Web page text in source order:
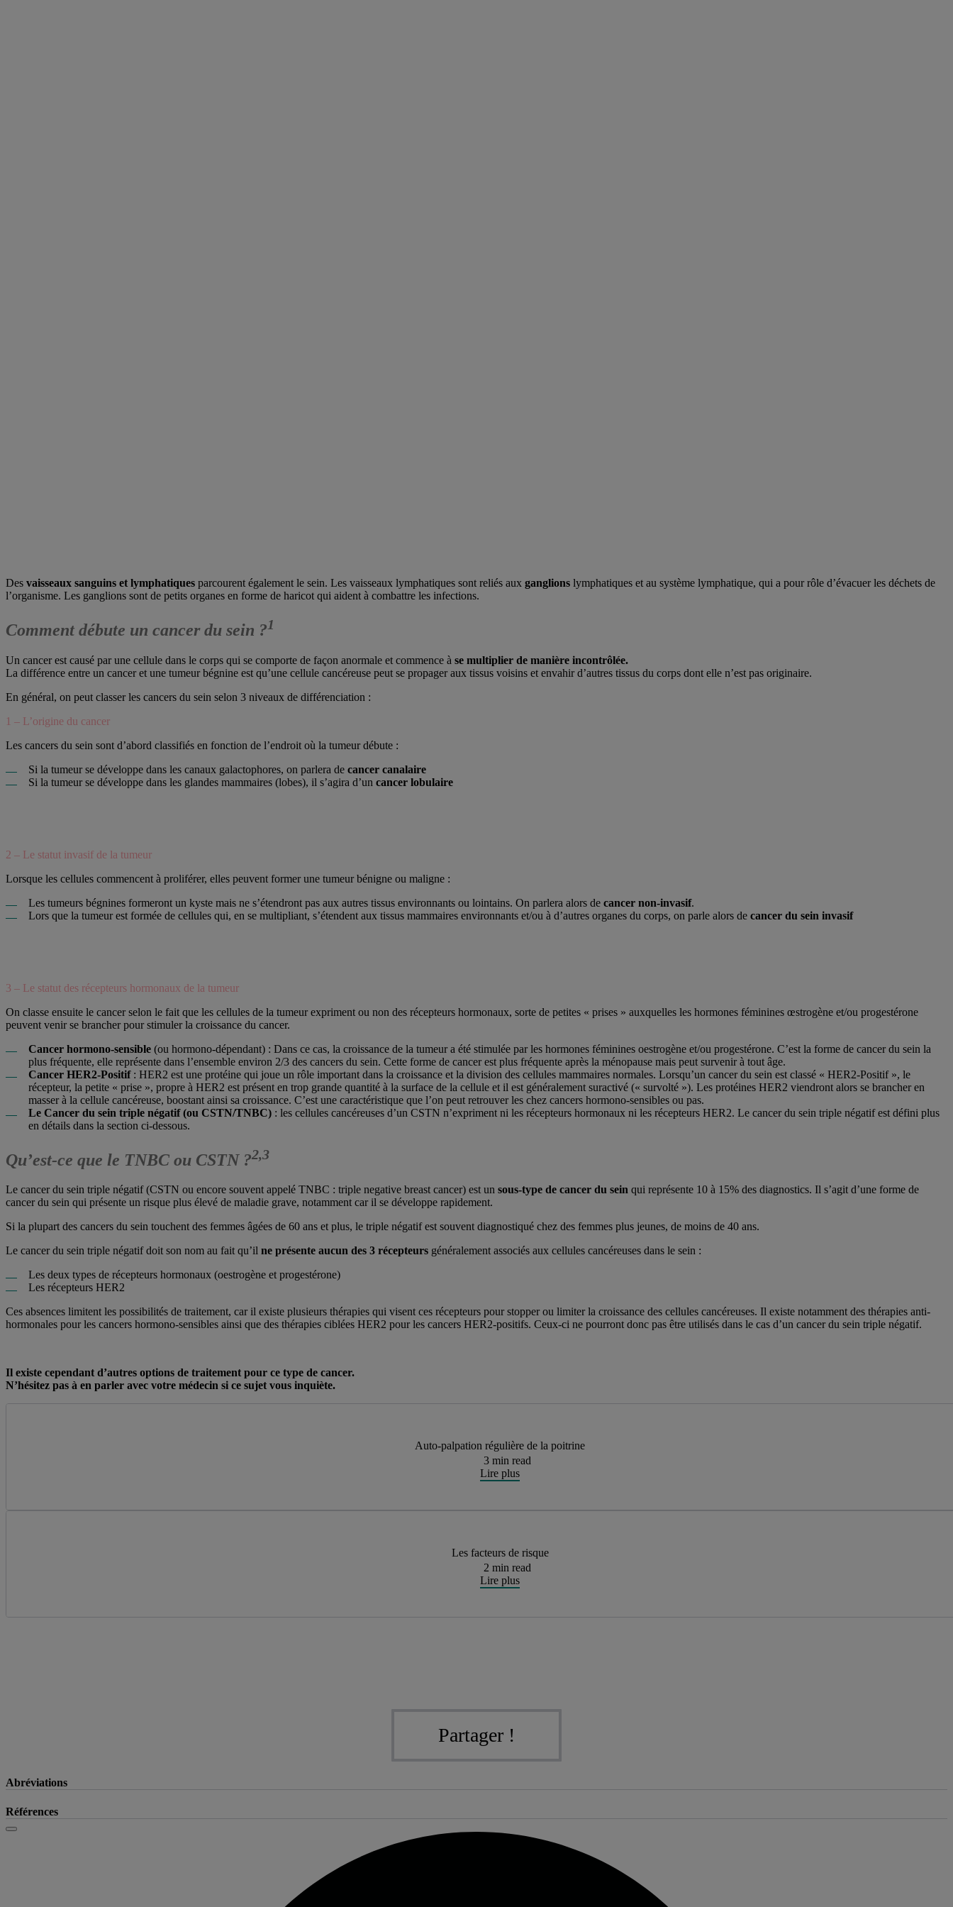
Des vaisseaux sanguins et lymphatiques parcourent également le sein. Les vaisseaux lymphatiques sont reliés aux ganglions lymphatiques et au système lymphatique, qui a pour rôle d’évacuer les déchets de
l’organisme. Les ganglions sont de petits organes en forme de haricot qui aident à combattre les infections.
Comment débute un cancer du sein ?1
Un cancer est causé par une cellule dans le corps qui se comporte de façon anormale et commence à se multiplier de manière incontrôlée.
La différence entre un cancer et une tumeur bégnine est qu’une cellule cancéreuse peut se propager aux tissus voisins et envahir d’autres tissus du corps dont elle n’est pas originaire.
En général, on peut classer les cancers du sein selon 3 niveaux de différenciation :
1 – L’origine du cancer
Les cancers du sein sont d’abord classifiés en fonction de l’endroit où la tumeur débute :
Si la tumeur se développe dans les canaux galactophores, on parlera de cancer canalaire
Si la tumeur se développe dans les glandes mammaires (lobes), il s’agira d’un cancer lobulaire
2 – Le statut invasif de la tumeur
Lorsque les cellules commencent à proliférer, elles peuvent former une tumeur bénigne ou maligne :
Les tumeurs bégnines formeront un kyste mais ne s’étendront pas aux autres tissus environnants ou lointains. On parlera alors de cancer non-invasif.
Lors que la tumeur est formée de cellules qui, en se multipliant, s’étendent aux tissus mammaires environnants et/ou à d’autres organes du corps, on parle alors de cancer du sein invasif
3 – Le statut des récepteurs hormonaux de la tumeur
On classe ensuite le cancer selon le fait que les cellules de la tumeur expriment ou non des récepteurs hormonaux, sorte de petites « prises » auxquelles les hormones féminines œstrogène et/ou progestérone
peuvent venir se brancher pour stimuler la croissance du cancer.
Cancer hormono-sensible (ou hormono-dépendant) : Dans ce cas, la croissance de la tumeur a été stimulée par les hormones féminines oestrogène et/ou progestérone. C’est la forme de cancer du sein la
plus fréquente, elle représente dans l’ensemble environ 2/3 des cancers du sein. Cette forme de cancer est plus fréquente après la ménopause mais peut survenir à tout âge.
Cancer HER2-Positif: HER2 est une protéine qui joue un rôle important dans la croissance et la division des cellules mammaires normales. Lorsqu’un cancer du sein est classé « HER2-Positif », le
récepteur, la petite « prise », propre à HER2 est présent en trop grande quantité à la surface de la cellule et il est généralement suractivé (« survolté »). Les protéines HER2 viendront alors se brancher en
masser à la cellule cancéreuse, boostant ainsi sa croissance. C’est une caractéristique que l’on peut retrouver les chez cancers hormono-sensibles ou pas.
Le Cancer du sein triple négatif (ou CSTN/TNBC) : les cellules cancéreuses d’un CSTN n’expriment ni les récepteurs hormonaux ni les récepteurs HER2. Le cancer du sein triple négatif est défini plus
en détails dans la section ci-dessous.
Qu’est-ce que le TNBC ou CSTN ?2,3
Le cancer du sein triple négatif (CSTN ou encore souvent appelé TNBC : triple negative breast cancer) est un sous-type de cancer du sein qui représente 10 à 15% des diagnostics. Il s’agit d’une forme de
cancer du sein qui présente un risque plus élevé de maladie grave, notamment car il se développe rapidement.
Si la plupart des cancers du sein touchent des femmes âgées de 60 ans et plus, le triple négatif est souvent diagnostiqué chez des femmes plus jeunes, de moins de 40 ans.
Le cancer du sein triple négatif doit son nom au fait qu’il ne présente aucun des 3 récepteurs généralement associés aux cellules cancéreuses dans le sein :
Les deux types de récepteurs hormonaux (oestrogène et progestérone)
Les récepteurs HER2
Ces absences limitent les possibilités de traitement, car il existe plusieurs thérapies qui visent ces récepteurs pour stopper ou limiter la croissance des cellules cancéreuses. Il existe notamment des thérapies anti-
hormonales pour les cancers hormono-sensibles ainsi que des thérapies ciblées HER2 pour les cancers HER2-positifs. Ceux-ci ne pourront donc pas être utilisés dans le cas d’un cancer du sein triple négatif.
Il existe cependant d’autres options de traitement pour ce type de cancer.
N’hésitez pas à en parler avec votre médecin si ce sujet vous inquiète.
Auto-palpation régulière de la poitrine
3 min read
Lire plus
Les facteurs de risque
2 min read
Lire plus
Partager !
Abréviations
Références
Fermer